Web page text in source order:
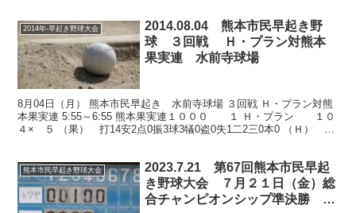
2014年-早起き野球大会
2014.08.04 熊本市民早起き野
球 ３回戦 Ｈ・プラン対熊本
果実連 水前寺球場
8月04日（月） 熊本市民早起き 水前寺球場 ３回戦 Ｈ・プラン対熊
本果実連 5:55～6:55 熊本果実連１０００ １ Ｈ・プラン １０
４× ５ （果） 打14安2点0振3球3犠0盗0失1二2三0本0 （Ｈ） 打
熊本市民早起き野球大会
2023.7.21 第67回熊本市民早起
き野球大会 ７月２１日（金）総
合チャンピオンシップ準決勝 熊